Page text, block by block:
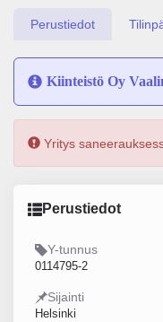
Perustiedot
Kiinteistö Oy
Yritys
Perustiedot
Y-tunnus
0114795-2
Sijainti
Helsinki